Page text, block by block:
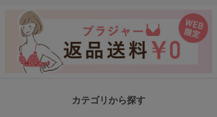
カテゴリから探す